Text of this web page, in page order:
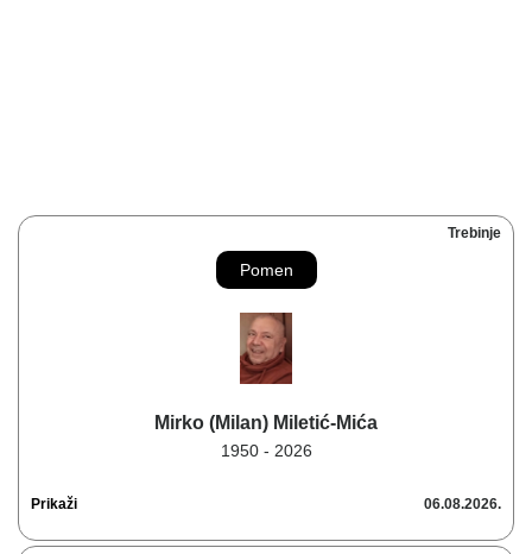
Trebinje
Pomen
Mirko (Milan) Miletić-Mića
1950 - 2026
Prikaži 06.08.2026.